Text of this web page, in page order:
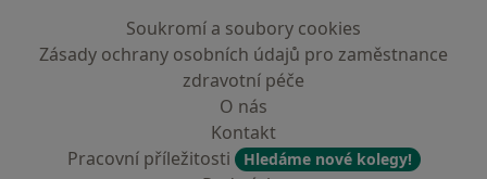
Soukromí a soubory cookies
Zásady ochrany osobních údajů pro zaměstnance
zdravotní péče
O nás
Kontakt
Pracovní příležitosti
Hledáme nové kolegy!